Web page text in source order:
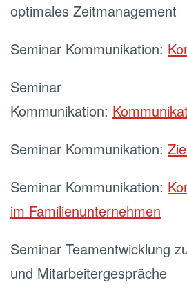
optimales Zeitmanagement
Seminar Kommunikation:
Seminar
Kommunikation:
Seminar Kommunikation:
Seminar Kommunikation:
im Familienunternehmen
Seminar Teamentwicklung
und Mitarbeitergespräche